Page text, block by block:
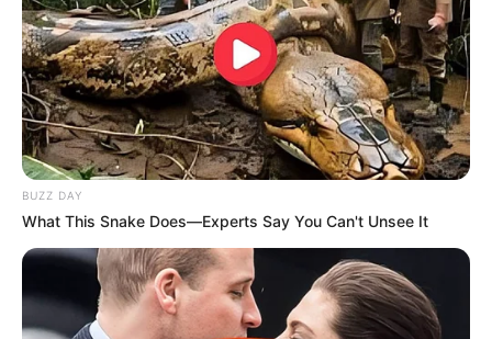
... como é grande o nosso amor por você, Priscila
BUZZ DAY
What This Snake Does—Experts Say You Can't Unsee It